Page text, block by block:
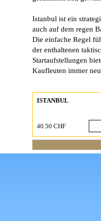
Istanbul ist ein
auch auf dem regen
Die einfache Regel
der enthaltenen
Startaufstellungen
Kaufleuten immer
ISTANBUL
40.50 CHF